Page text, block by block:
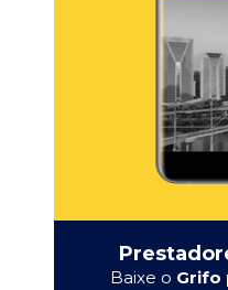
Baixe o Grifo